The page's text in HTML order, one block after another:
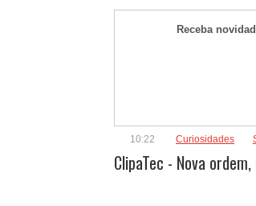
Receba
10:22 Curiosidades
ClipaTec - Nova